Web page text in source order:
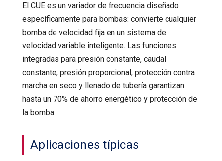
El CUE es un variador de frecuencia diseñado
específicamente para bombas: convierte cualquier
bomba de velocidad fija en un sistema de
velocidad variable inteligente. Las funciones
integradas para presión constante, caudal
constante, presión proporcional, protección contra
marcha en seco y llenado de tubería garantizan
hasta un 70% de ahorro energético y protección de
la bomba.
Aplicaciones típicas